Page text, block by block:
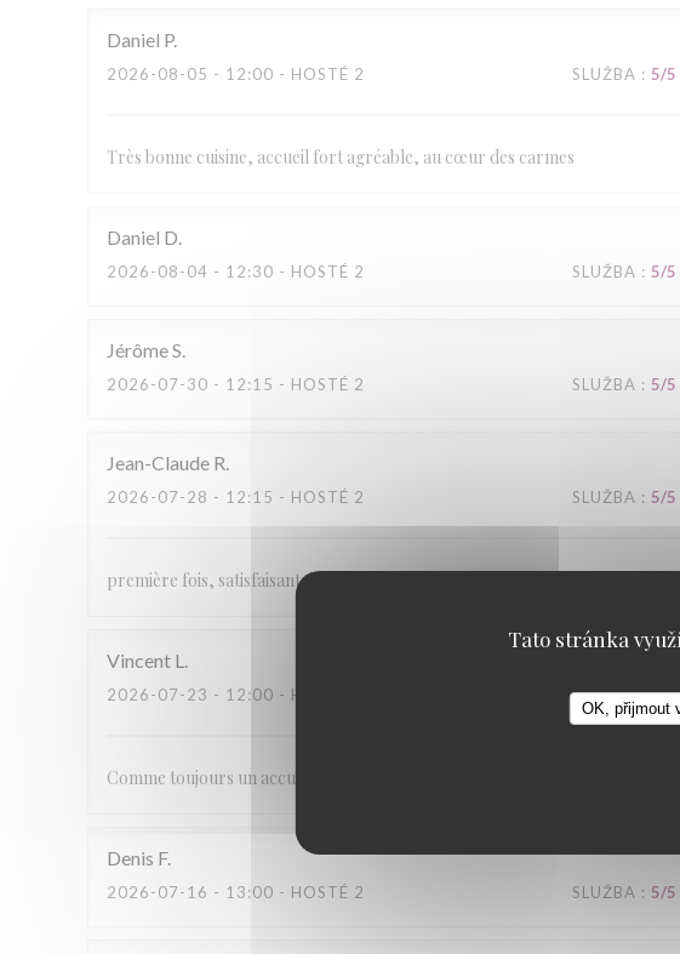
Tato stránka
OK, přijmout
Daniel P
2026-08-05 - 12:00 - HOSTÉ 2 SLUŽBA : 5/5
Très bonne cuisine, accueil fort agréable, au cœur des carmes
Daniel D
2026-08-04 - 12:30 - HOSTÉ 2 SLUŽBA : 5/5
JérômeS
2026-07-30 - 12:15 - HOSTÉ 2 SLUŽBA : 5/5
Jean-Claude R
2026-07-28 - 12:15 - HOSTÉ 2 SLUŽBA : 5/5
première fois, satisfaisante!!
Vincent L
2026-07-23 - 12:00 - HOSTÉ 2 SLUŽBA: 4/5
Comme toujours un accueil, des produits choisis . Très bien. Merci
Denis F
2026-07-16 - 13:00 - HOSTÉ 2 SLUŽBA : 5/5